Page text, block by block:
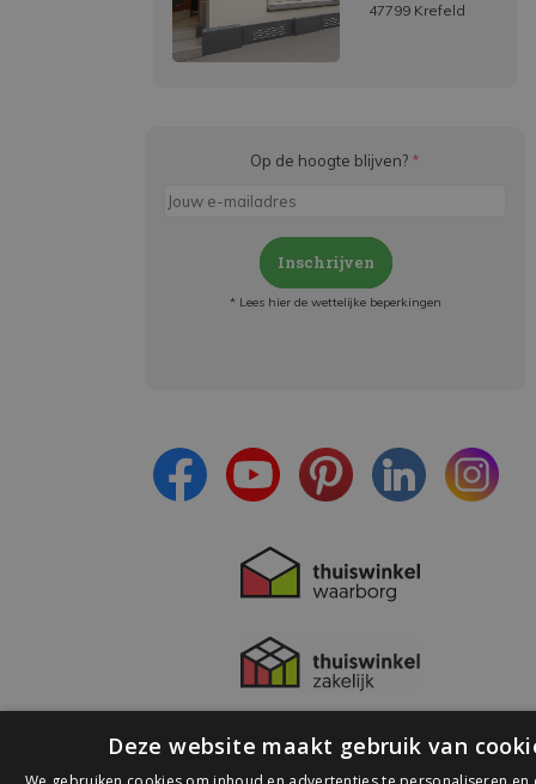
47799 Krefeld
Op de hoogte blijven? *
Inschrijven
* Lees hier de wettelijke beperkingen
Deze website maakt gebruik van